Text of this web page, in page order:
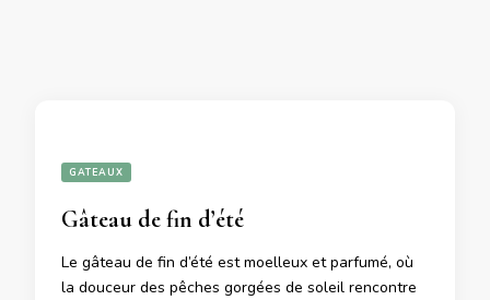
GATEAUX
Gâteau de fin d’été
Le gâteau de fin d’été est moelleux et parfumé, où
la douceur des pêches gorgées de soleil rencontre